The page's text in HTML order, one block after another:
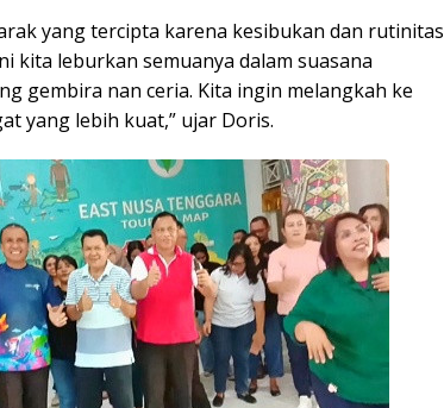
yang tercipta karena kesibukan dan rutinitas
kita leburkan semuanya dalam suasana
gembira nan ceria. Kita ingin melangkah ke
yang lebih kuat,” ujar Doris.